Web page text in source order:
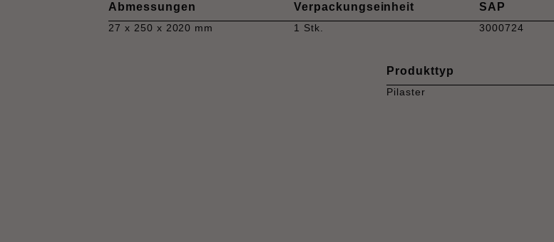
Abmessungen
27 x 250 x 2020 mm
Verpackungseinheit
1 Stk.
SAP
3000724
Produkttyp
Pilaster